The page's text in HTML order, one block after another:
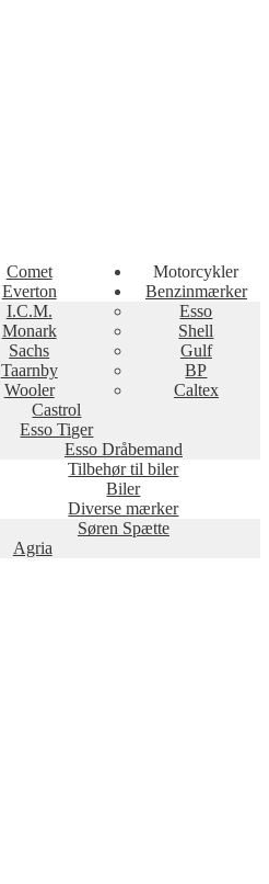
Comet
Everton
I.C.M.
Monark
Sachs
Taarnby
Wooler
Motorcykler
Benzinmærker
Esso
Shell
Gulf
BP
Caltex
Castrol
Esso Tiger
Esso Dråbemand
Tilbehør til biler
Biler
Diverse mærker
Søren Spætte
Agria